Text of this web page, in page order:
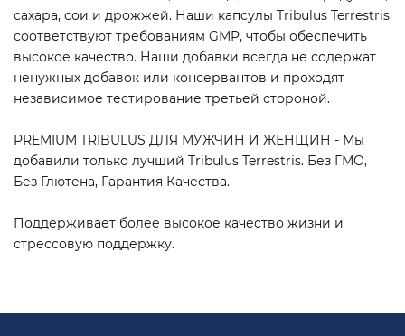
сахара, сои и дрожжей. Наши капсулы Tribulus Terrestris
соответствуют требованиям GMP, чтобы обеспечить
высокое качество. Наши добавки всегда не содержат
ненужных добавок или консервантов и проходят
независимое тестирование третьей стороной.
PREMIUM TRIBULUS ДЛЯ МУЖЧИН И ЖЕНЩИН - Мы
добавили только лучший Tribulus Terrestris. Без ГМО,
Без Глютена, Гарантия Качества.
Поддерживает более высокое качество жизни и
стрессовую поддержку.